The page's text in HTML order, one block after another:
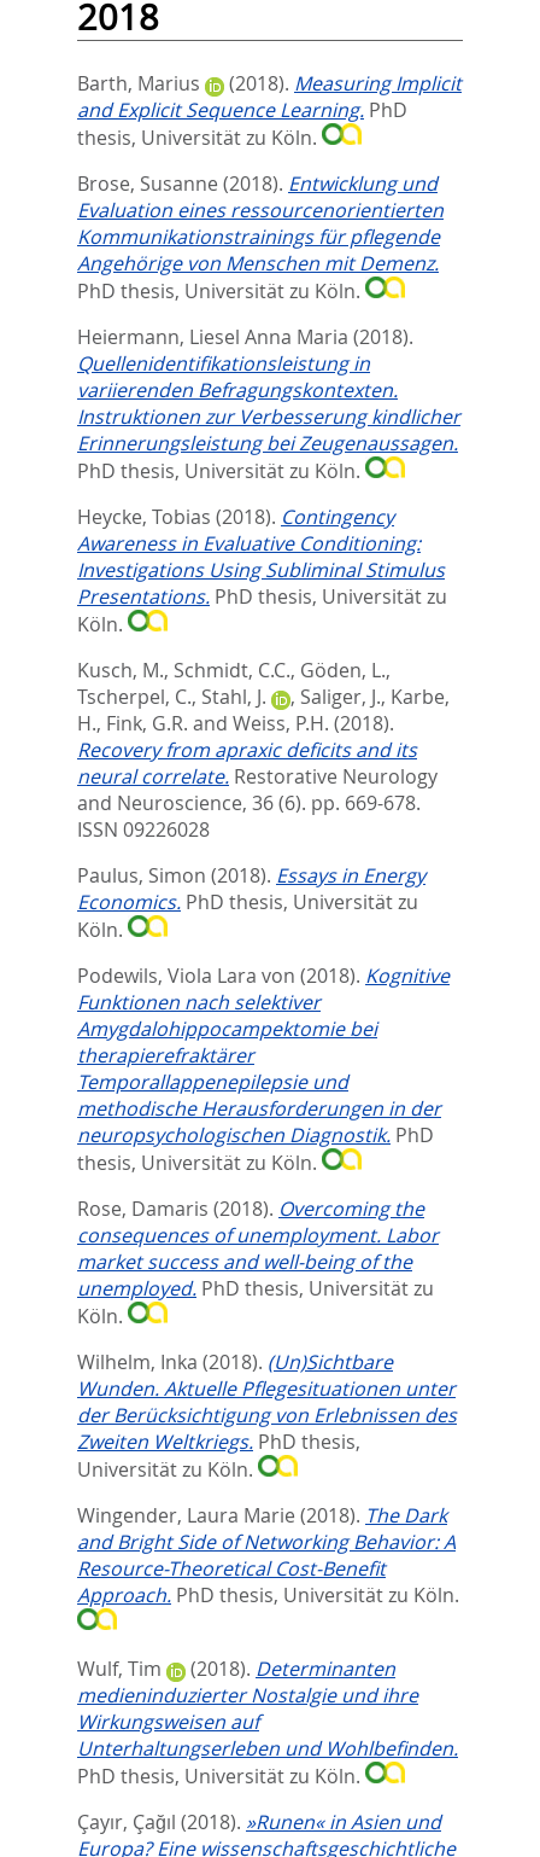
2018
Barth, Marius (2018). Measuring Implicit
and Explicit Sequence Learning. PhD
thesis, Universität zu Köln.
Brose, Susanne (2018). Entwicklung und
Evaluation eines ressourcenorientierten
Kommunikationstrainings für pflegende
Angehörige von Menschen mit Demenz.
PhD thesis, Universität zu Köln.
Heiermann, Liesel Anna Maria (2018).
Quellenidentifikationsleistung in
variierenden Befragungskontexten.
Instruktionen zur Verbesserung kindlicher
Erinnerungsleistung bei Zeugenaussagen.
PhD thesis, Universität zu Köln.
Heycke, Tobias (2018). Contingency
Awareness in Evaluative Conditioning:
Investigations Using Subliminal Stimulus
Presentations. PhD thesis, Universität zu
Köln.
Kusch, M., Schmidt, C.C., Göden, L.,
Tscherpel, C., Stahl, J. , Saliger, J., Karbe,
H., Fink, G.R. and Weiss, P.H. (2018).
Recovery from apraxic deficits and its
neural correlate. Restorative Neurology
and Neuroscience, 36 (6). pp. 669-678.
ISSN 09226028
Paulus, Simon (2018). Essays in Energy
Economics. PhD thesis, Universität zu
Köln.
Podewils, Viola Lara von (2018). Kognitive
Funktionen nach selektiver
Amygdalohippocampektomie bei
therapierefraktärer
Temporallappenepilepsie und
methodische Herausforderungen in der
neuropsychologischen Diagnostik. PhD
thesis, Universität zu Köln.
Rose, Damaris (2018). Overcoming the
consequences of unemployment. Labor
market success and well-being of the
unemployed. PhD thesis, Universität zu
Köln.
Wilhelm, Inka (2018). (Un)Sichtbare
Wunden. Aktuelle Pflegesituationen unter
der Berücksichtigung von Erlebnissen des
Zweiten Weltkriegs. PhD thesis,
Universität zu Köln.
Wingender, Laura Marie (2018). The Dark
and Bright Side of Networking Behavior: A
Resource-Theoretical Cost-Benefit
Approach. PhD thesis, Universität zu Köln.
Wulf, Tim (2018). Determinanten
medieninduzierter Nostalgie und ihre
Wirkungsweisen auf
Unterhaltungserleben und Wohlbefinden.
PhD thesis, Universität zu Köln.
Çayır, Çağıl (2018). »Runen« in Asien und
Europa? Eine wissenschaftsgeschichtliche